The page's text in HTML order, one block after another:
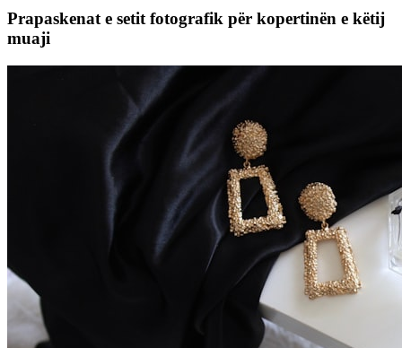
Prapaskenat e setit fotografik për kopertinën e këtij
muaji